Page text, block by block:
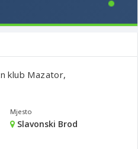
klub Mazator,
Mjesto
Slavonski Brod